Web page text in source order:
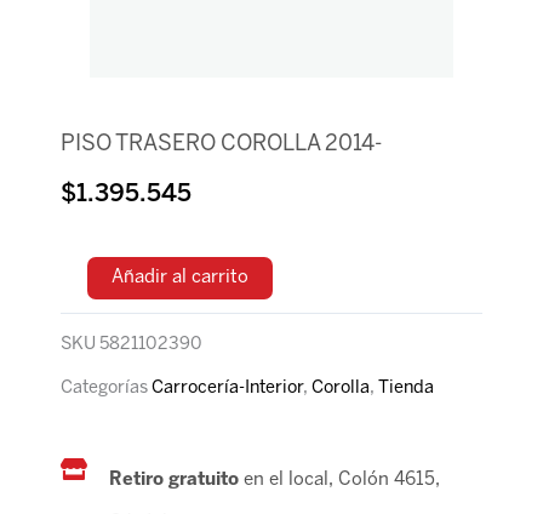
PISO TRASERO COROLLA 2014-
$1.395.545
Añadir al carrito
SKU 5821102390
Categorías Carrocería-Interior, Corolla, Tienda
Retiro gratuito en el local, Colón 4615,